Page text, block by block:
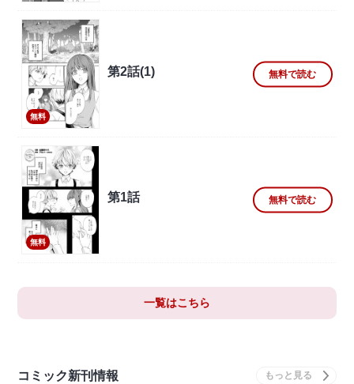
無料
第2話(1) 無料で読む
無料
第1話 無料で読む
一覧はこちら
コミック新刊情報